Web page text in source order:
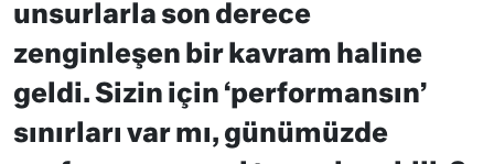
unsurlarla son derece
zenginleşen bir kavram haline
geldi. Sizin için ‘performansın’
sınırları var mı, günümüzde